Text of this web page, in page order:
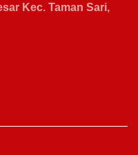
Kec. Taman Sari,